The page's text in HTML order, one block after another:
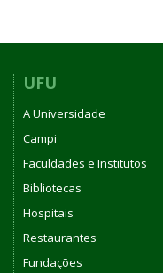
UFU
A Universidade
Campi
Faculdades e Institutos
Bibliotecas
Hospitais
Restaurantes
Fundações